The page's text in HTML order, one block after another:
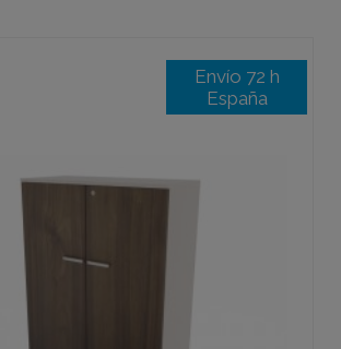
Envío 72 h
España